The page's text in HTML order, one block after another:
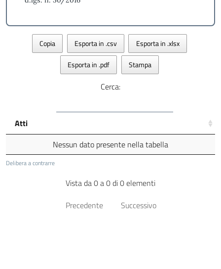
Copia Esporta in .csv Esporta in .xlsx
Esporta in .pdf Stampa
Cerca:
Delibera a contrarre
Atti
Nessun dato presente nella tabella
Vista da 0 a 0 di 0 elementi
Precedente
Successivo